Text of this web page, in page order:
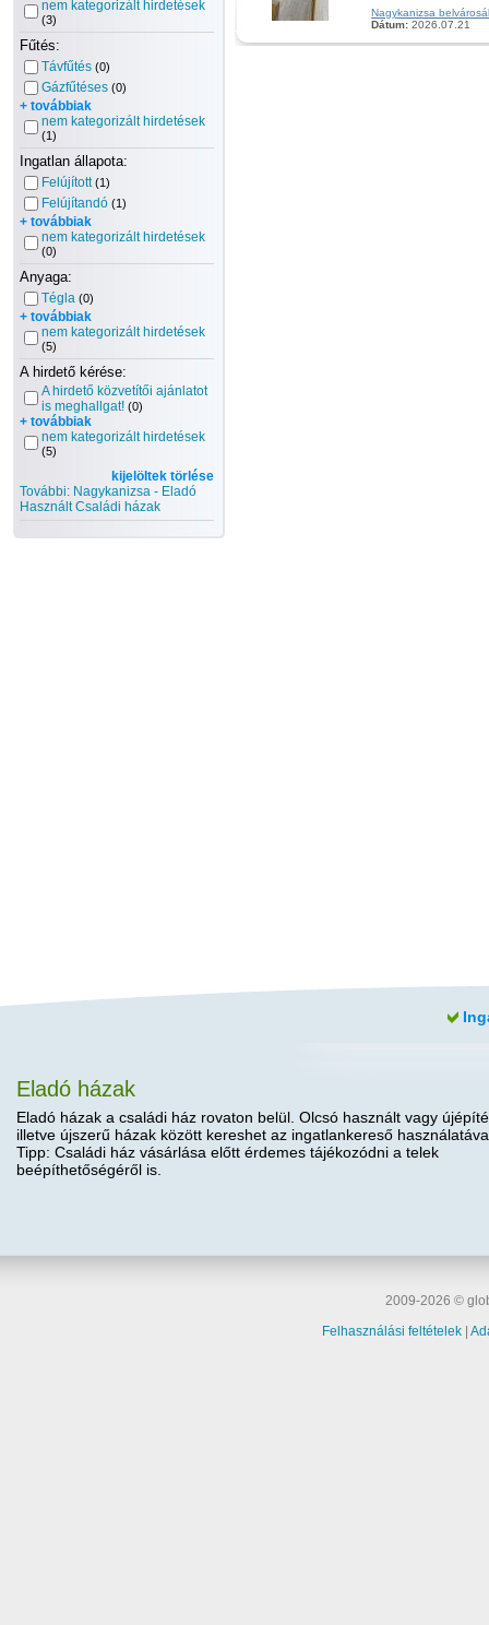
nem kategorizált hirdetések
(3)
Fűtés:
Távfűtés (0)
Gázfűtéses (0)
+ továbbiak
nem kategorizált hirdetések
(1)
Ingatlan állapota:
Felújított (1)
Felújítandó (1)
+ továbbiak
nem kategorizált hirdetések
(0)
Anyaga:
Tégla (0)
+ továbbiak
nem kategorizált hirdetések
(5)
A hirdető kérése:
A hirdető közvetítői ajánlatot
is meghallgat! (0)
+ továbbiak
nem kategorizált hirdetések
(5)
kijelöltek törlése
További: Nagykanizsa - Eladó
Használt Családi házak
Nagykanizsa
Dátum: 2026.07.21
Eladó házak
Eladó házak a családi ház rovaton belül. Olcsó használt vagy
illetve újszerű házak között kereshet az ingatlankereső
Tipp: Családi ház vásárlása előtt érdemes tájékozódni a telek
beépíthetőségéről is.
2009-2026 ©
Felhasználási feltételek